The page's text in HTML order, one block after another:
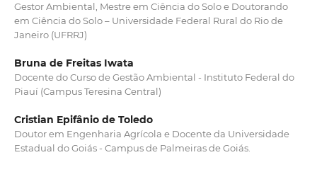
Gestor Ambiental, Mestre em Ciência do Solo e Doutorando
em Ciência do Solo – Universidade Federal Rural do Rio de
Janeiro (UFRRJ)
Bruna de Freitas Iwata
Docente do Curso de Gestão Ambiental - Instituto Federal do
Piauí (Campus Teresina Central)
Cristian Epifânio de Toledo
Doutor em Engenharia Agrícola e Docente da Universidade
Estadual do Goiás - Campus de Palmeiras de Goiás.